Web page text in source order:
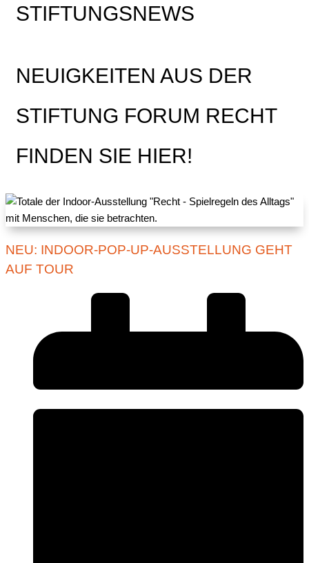
STIFTUNGSNEWS
NEUIGKEITEN AUS DER
STIFTUNG FORUM RECHT
FINDEN SIE HIER!
NEU: INDOOR-POP-UP-AUSSTELLUNG GEHT
AUF TOUR